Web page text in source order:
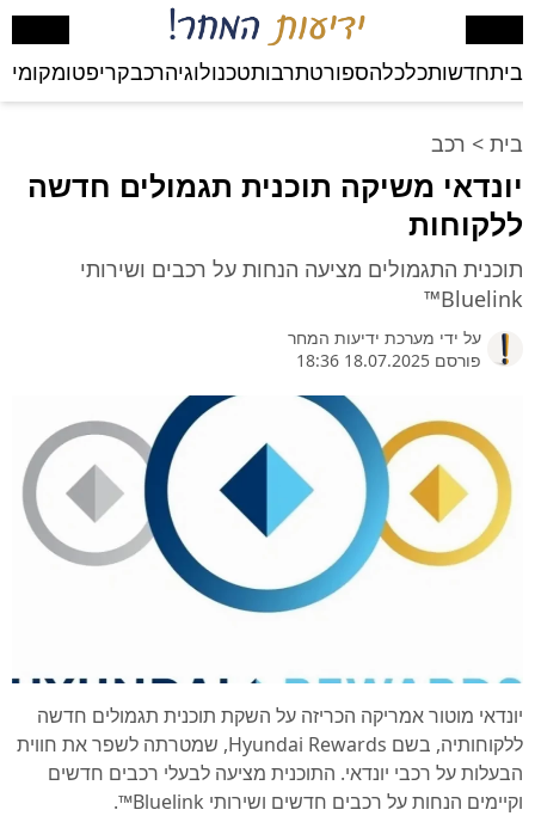
ביתחדשותכלכלהספורטתרבותטכנולוגיהרכבקריפטומקומי
בית > רכב
יונדאי משיקה תוכנית תגמולים חדשה
ללקוחות
תוכנית התגמולים מציעה הנחות על רכבים ושירותי
Bluelink™
על ידי מערכת ידיעות המחר
פורסם 18.07.2025 18:36
יונדאי מוטור אמריקה הכריזה על השקת תוכנית תגמולים חדשה
ללקוחותיה, בשם Hyundai Rewards, שמטרתה לשפר את חווית
הבעלות על רכבי יונדאי. התוכנית מציעה לבעלי רכבים חדשים
וקיימים הנחות על רכבים חדשים ושירותי Bluelink™.